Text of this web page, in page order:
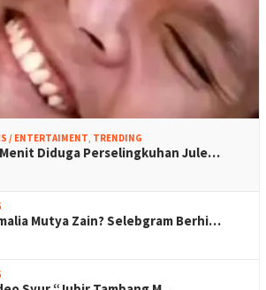
/ ENTERTAIMENT, TRENDING
Diduga Perselingkuhan Jule…
Mutya Zain? Selebgram Berhi…